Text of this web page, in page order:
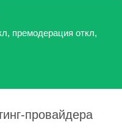
премодерация откл,
провайдера